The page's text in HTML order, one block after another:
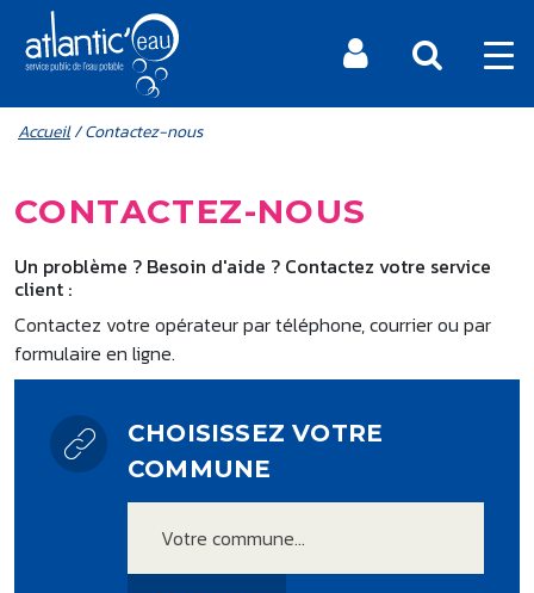
Aller au contenu principal
MENU MOBILE
FIL D'ARIANE
Accueil/ Contactez-nous
CONTACTEZ-NOUS
Un problème ? Besoin d'aide ? Contactez votre service
client :
Contactez votre opérateur par téléphone, courrier ou par
formulaire en ligne.
CHOISISSEZ VOTRE
COMMUNE
Votre commune...